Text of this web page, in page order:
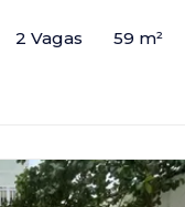
2 Vagas 59 m²